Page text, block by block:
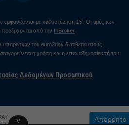
με καθυστέρηση 15’. Οι τιμές των
από την InBroker
του euro2day διατίθεται στους
η χρήση και η επαναδημοσίευσή του
Δεδομένων Προσωπικού
v Απόρρητο